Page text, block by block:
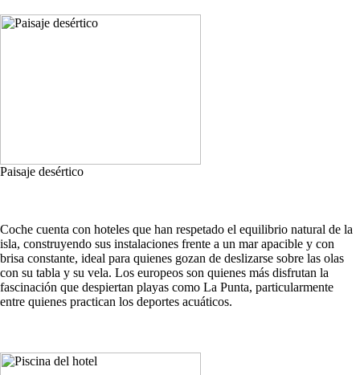
Paisaje desértico
Coche cuenta con hoteles que han respetado el equilibrio natural de la
isla, construyendo sus instalaciones frente a un mar apacible y con
brisa constante, ideal para quienes gozan de deslizarse sobre las olas
con su tabla y su vela. Los europeos son quienes más disfrutan la
fascinación que despiertan playas como La Punta, particularmente
entre quienes practican los deportes acuáticos.